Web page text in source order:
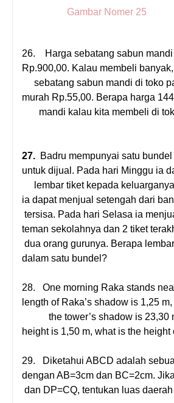
Gambar Nomer 25
26.
Harga sebatang sabun
Rp.900,00. Kalau membeli
sebatang sabun mandi di toko
murah Rp.55,00. Berapa harga 144
mandi kalau kita membeli di
27. Badru mempunyai satu
untuk dijual. Pada hari Minggu ia
lembar tiket kepada
ia dapat menjual setengah dari
tersisa. Pada hari Selasa ia
teman sekolahnya dan 2 tiket
dua orang gurunya. Berapa
dalam satu bundel?
28.
One morning Raka stands
length of Raka’s shadow is 1,25
the tower’s shadow is 23,30
height is 1,50 m, what is the height
29.
Diketahui ABCD adalah
dengan AB=3cm dan BC=2cm.
dan DP=CQ, tentukan luas daerah